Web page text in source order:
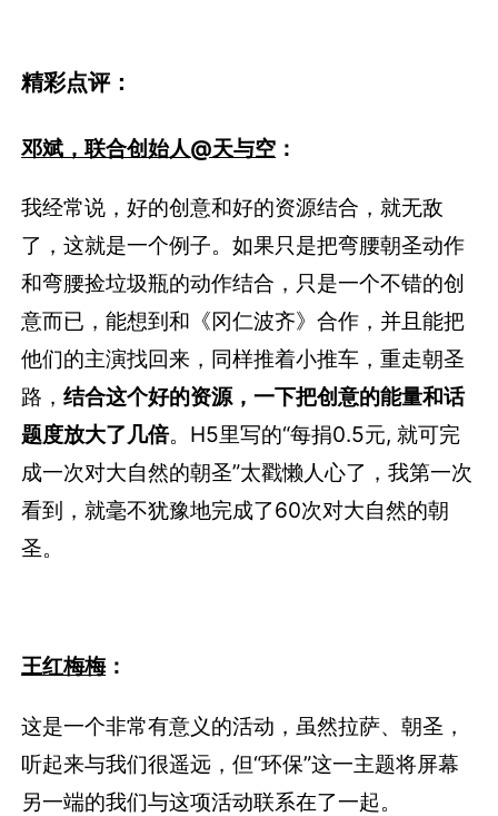
精彩点评：
邓斌，联合创始人@天与空 ：
我经常说，好的创意和好的资源结合，就无敌
了，这就是一个例子。如果只是把弯腰朝圣动作
和弯腰捡垃圾瓶的动作结合，只是一个不错的创
意而已，能想到和《冈仁波齐》合作，并且能把
他们的主演找回来，同样推着小推车，重走朝圣
路，结合这个好的资源，一下把创意的能量和话
题度放大了几倍。H5里写的“每捐0.5元, 就可完
成一次对大自然的朝圣”太戳懒人心了，我第一次
看到，就毫不犹豫地完成了60次对大自然的朝
圣。
王红梅梅：
这是一个非常有意义的活动，虽然拉萨、朝圣，
听起来与我们很遥远，但“环保”这一主题将屏幕
另一端的我们与这项活动联系在了一起。